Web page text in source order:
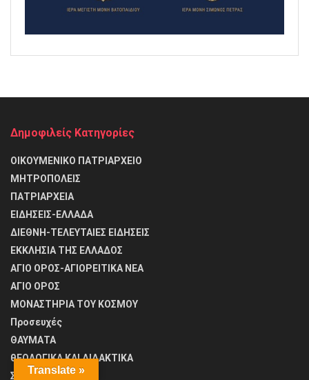
Δημοφιλείς Κατηγορίες
ΟΙΚΟΥΜΕΝΙΚΟ ΠΑΤΡΙΑΡΧΕΙΟ
ΜΗΤΡΟΠΟΛΕΙΣ
ΠΑΤΡΙΑΡΧΕΙΑ
ΕΙΔΗΣΕΙΣ-ΕΛΛΑΔΑ
ΔΙΕΘΝΗ-ΤΕΛΕΥΤΑΙΕΣ ΕΙΔΗΣΕΙΣ
ΕΚΚΛΗΣΙΑ ΤΗΣ ΕΛΛΑΔΟΣ
ΑΓΙΟ ΟΡΟΣ-ΑΓΙΟΡΕΙΤΙΚΑ ΝΕΑ
ΑΓΙΟ ΟΡΟΣ
ΜΟΝΑΣΤΗΡΙΑ ΤΟΥ ΚΟΣΜΟΥ
Προσευχές
ΘΑΥΜΑΤΑ
θΕΟΛΟΓΙΚΑ ΚΑΙ ΔΙΔΑΚΤΙΚΑ
ΣΥΝΤΑΓΕΣ
Translate »